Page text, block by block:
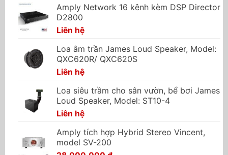
Amply Network 16 kênh kèm DSP Director
D2800
Liên hệ
Loa âm trần James Loud Speaker, Model:
QXC620R/ QXC620S
Liên hệ
Loa siêu trầm cho sân vườn, bể bơi James
Loud Speaker, Model: ST10-4
Liên hệ
Amply tích hợp Hybrid Stereo Vincent,
model SV-200